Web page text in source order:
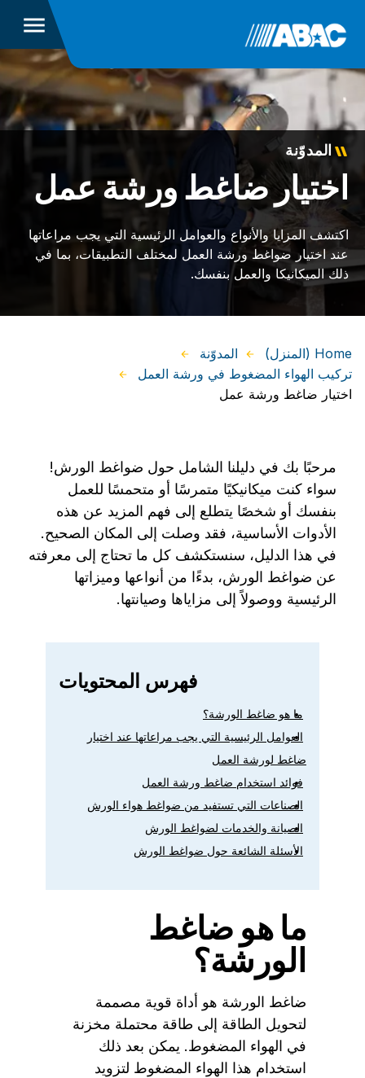
المدوّنة
اختيار ضاغط ورشة عمل
اكتشف المزايا والأنواع والعوامل الرئيسية التي يجب مراعاتها
عند اختيار ضواغط ورشة العمل لمختلف التطبيقات، بما في
ذلك الميكانيكا والعمل بنفسك.
Home (المنزل)
المدوّنة
تركيب الهواء المضغوط في ورشة العمل
اختيار ضاغط ورشة عمل
مرحبًا بك في دليلنا الشامل حول ضواغط الورش!
سواء كنت ميكانيكيًا متمرسًا أو متحمسًا للعمل
بنفسك أو شخصًا يتطلع إلى فهم المزيد عن هذه
الأدوات الأساسية، فقد وصلت إلى المكان الصحيح.
في هذا الدليل، سنستكشف كل ما تحتاج إلى معرفته
عن ضواغط الورش، بدءًا من أنواعها وميزاتها
الرئيسية ووصولاً إلى مزاياها وصيانتها.
فهرس المحتويات
ما هو ضاغط الورشة؟
العوامل الرئيسية التي يجب مراعاتها عند اختيار
ضاغط لورشة العمل
فوائد استخدام ضاغط ورشة العمل
الصناعات التي تستفيد من ضواغط هواء الورش
الصيانة والخدمات لضواغط الورش
الأسئلة الشائعة حول ضواغط الورش
ما هو ضاغط
الورشة؟
ضاغط الورشة هو أداة قوية مصممة
لتحويل الطاقة إلى طاقة محتملة مخزنة
في الهواء المضغوط. يمكن بعد ذلك
استخدام هذا الهواء المضغوط لتزويد